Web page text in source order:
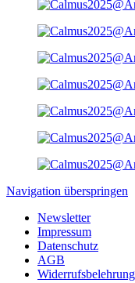
Navigation überspringen
Newsletter
Impressum
Datenschutz
AGB
Widerrufsbelehrung